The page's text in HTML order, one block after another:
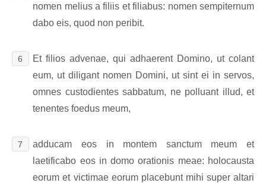
nomen melius a filiis et filiabus: nomen sempiternum
dabo eis, quod non peribit.
6
Et filios advenae, qui adhaerent Domino, ut colant
eum, ut diligant nomen Domini, ut sint ei in servos,
omnes custodientes sabbatum, ne polluant illud, et
tenentes foedus meum,
7
adducam eos in montem sanctum meum et
laetificabo eos in domo orationis meae: holocausta
eorum et victimae eorum placebunt mihi super altari